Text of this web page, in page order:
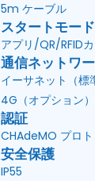
5m ケーブル
スタートモード
アプリ/QR/RFID
通信ネットワ
イーサネット（標
4G（オプション）
認証
CHAdeMO プロ
安全保護
IP55